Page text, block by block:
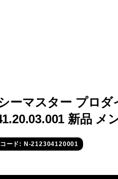
ーマスター プロダ
新品 メ
コード: N-212304120001